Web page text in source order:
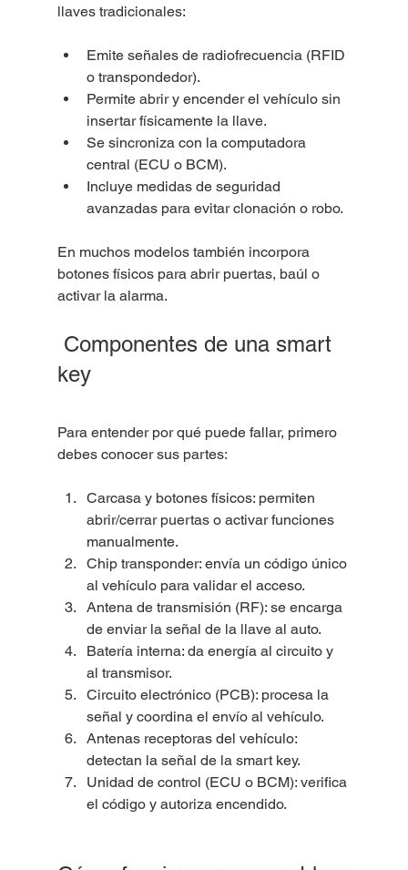
llaves tradicionales:
Emite señales de radiofrecuencia (RFID
o transpondedor).
Permite abrir y encender el vehículo sin
insertar físicamente la llave.
Se sincroniza con la computadora
central (ECU o BCM).
Incluye medidas de seguridad
avanzadas para evitar clonación o robo.
En muchos modelos también incorpora
botones físicos para abrir puertas, baúl o
activar la alarma.
key
Para entender por qué puede fallar, primero
debes conocer sus partes:
Carcasa y botones físicos: permiten
abrir/cerrar puertas o activar funciones
manualmente.
Chip transponder: envía un código único
al vehículo para validar el acceso.
Antena de transmisión (RF): se encarga
de enviar la señal de la llave al auto.
Batería interna: da energía al circuito y
al transmisor.
Circuito electrónico (PCB): procesa la
señal y coordina el envío al vehículo.
Antenas receptoras del vehículo:
detectan la señal de la smart key.
Unidad de control (ECU o BCM): verifica
el código y autoriza encendido.